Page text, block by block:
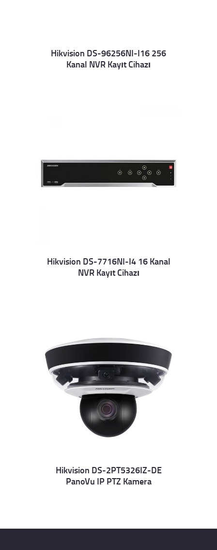
Details
Hikvision DS-96256NI-I16 256
Kanal NVR Kayıt Cihazı
Details
Hikvision DS-7716NI-I4 16 Kanal
NVR Kayıt Cihazı
Details
Hikvision DS-2PT5326IZ-DE
PanoVu IP PTZ Kamera